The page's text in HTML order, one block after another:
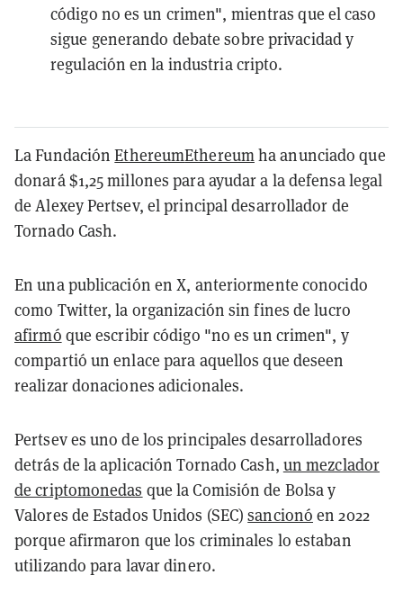
código no es un crimen", mientras que el caso
sigue generando debate sobre privacidad y
regulación en la industria cripto.
La FundaciónEthereumEthereumha anunciado que
donará $1,25 millones para ayudar a la defensa legal
de Alexey Pertsev, el principal desarrollador de
Tornado Cash.
En una publicación en X, anteriormente conocido
como Twitter, la organización sin fines de lucro
afirmó que escribir código "no es un crimen", y
compartió un enlace para aquellos que deseen
realizar donaciones adicionales.
Pertsev es uno de los principales desarrolladores
detrás de la aplicación Tornado Cash, un mezclador
de criptomonedas que la Comisión de Bolsa y
Valores de Estados Unidos (SEC)sancionó en 2022
porque afirmaron que los criminales lo estaban
utilizando para lavar dinero.